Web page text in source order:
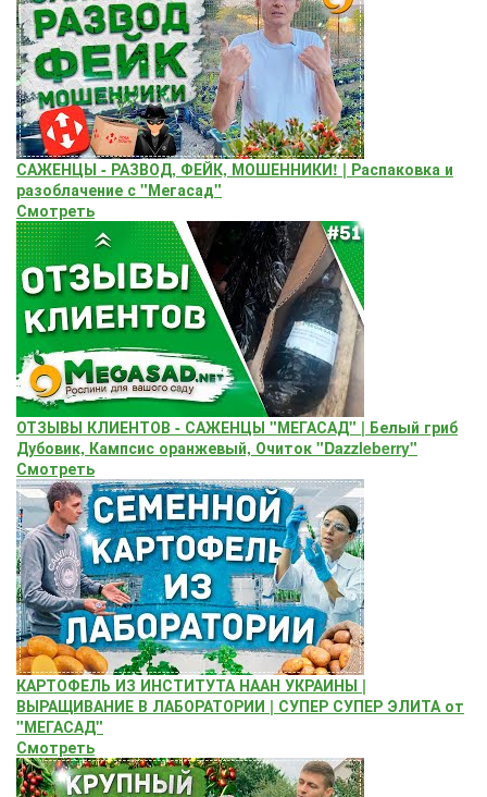
САЖЕНЦЫ - РАЗВОД, ФЕЙК, МОШЕННИКИ! | Распаковка и
разоблачение с "Мегасад"
Смотреть
ОТЗЫВЫ КЛИЕНТОВ - САЖЕНЦЫ "МЕГАСАД" | Белый гриб
Дубовик, Кампсис оранжевый, Очиток "Dazzleberry"
Смотреть
КАРТОФЕЛЬ ИЗ ИНСТИТУТА НААН УКРАИНЫ |
ВЫРАЩИВАНИЕ В ЛАБОРАТОРИИ | СУПЕР СУПЕР ЭЛИТА от
"МЕГАСАД"
Смотреть